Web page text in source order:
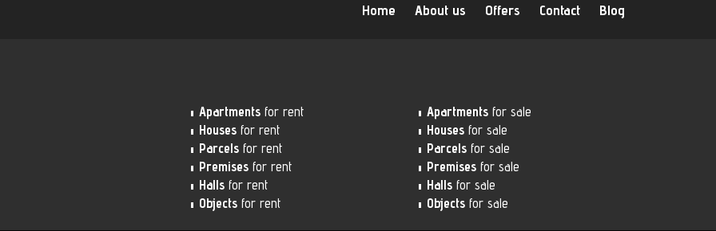
Home About us Offers Contact Blog
Apartments for rent
Houses for rent
Parcels for rent
Premises for rent
Halls for rent
Objects for rent
Apartments for sale
Houses for sale
Parcels for sale
Premises for sale
Halls for sale
Objects for sale